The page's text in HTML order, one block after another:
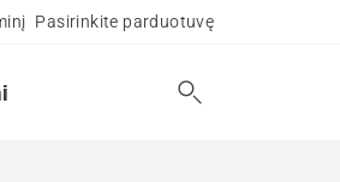
Pasirinkite parduotuvę